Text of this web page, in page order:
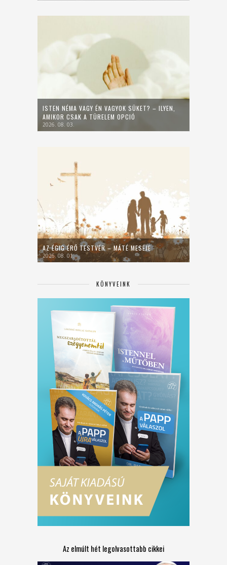
ISTEN NÉMA VAGY ÉN VAGYOK SÜKET? – ILYEN,
AMIKOR CSAK A TÜRELEM OPCIÓ
2026. 08. 03.
AZ ÉGIG ÉRŐ TESTVÉR – MÁTÉ MESÉJE
2026. 08. 01.
KÖNYVEINK
Az elmúlt hét legolvasottabb cikkei